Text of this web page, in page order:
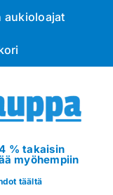
aukioloajat
% takaisin
myöhempiin
täältä